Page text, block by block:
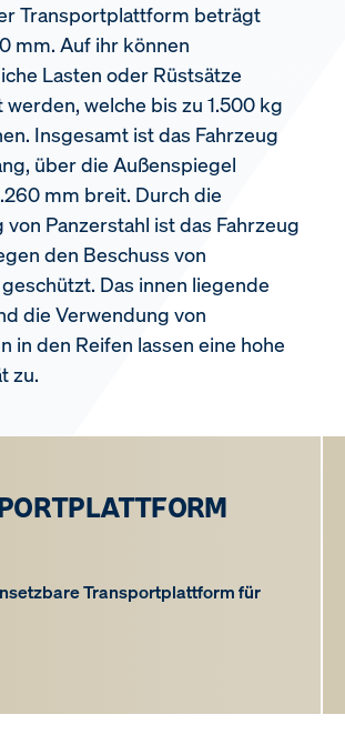
Transportplattform beträgt
mm. Auf ihr können
Lasten oder Rüstsätze
welche bis zu 1.500 kg
Insgesamt ist das Fahrzeug
über die Außenspiegel
mm breit. Durch die
Panzerstahl ist das Fahrzeug
den Beschuss von
Das innen liegende
die Verwendung von
in den Reifen lassen eine hohe
zu.
Transportplattform für